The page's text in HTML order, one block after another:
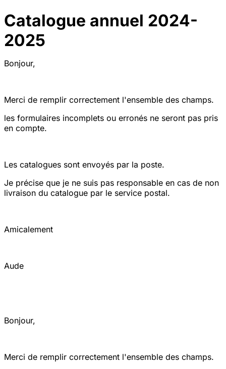
Catalogue annuel 2024-
2025
Bonjour,
Merci de remplir correctement l'ensemble des champs.
les formulaires incomplets ou erronés ne seront pas pris
en compte.
Les catalogues sont envoyés par la poste.
Je précise que je ne suis pas responsable en cas de non
livraison du catalogue par le service postal.
Amicalement
Aude
Bonjour,
Merci de remplir correctement l'ensemble des champs.